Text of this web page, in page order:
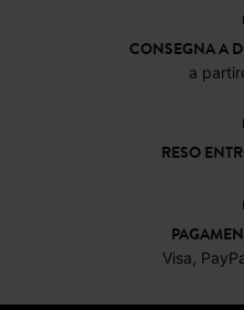
CONSEGNA A
a
RESO
Visa,